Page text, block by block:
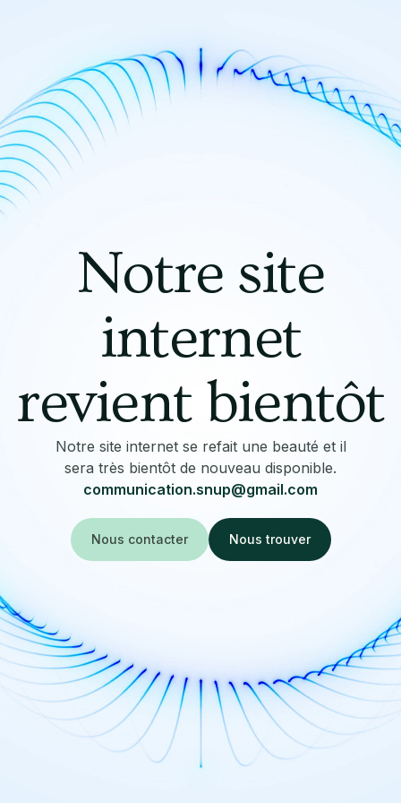
Notre site
internet
revient bientôt
Notre site internet se refait une beauté et il
sera très bientôt de nouveau disponible.
communication.snup@gmail.com
Nous contacter Nous trouver